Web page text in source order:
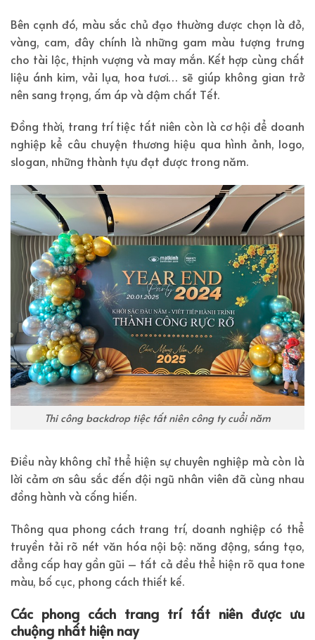
Bên cạnh đó, màu sắc chủ đạo thường được chọn là đỏ,
vàng, cam, đây chính là những gam màu tượng trưng
cho tài lộc, thịnh vượng và may mắn. Kết hợp cùng chất
liệu ánh kim, vải lụa, hoa tươi… sẽ giúp không gian trở
nên sang trọng, ấm áp và đậm chất Tết.
Đồng thời, trang trí tiệc tất niên còn là cơ hội để doanh
nghiệp kể câu chuyện thương hiệu qua hình ảnh, logo,
slogan, những thành tựu đạt được trong năm.
Thi công backdrop tiệc tất niên công ty cuổi năm
Điều này không chỉ thể hiện sự chuyên nghiệp mà còn là
lời cảm ơn sâu sắc đến đội ngũ nhân viên đã cùng nhau
đồng hành và cống hiến.
Thông qua phong cách trang trí, doanh nghiệp có thể
truyền tải rõ nét văn hóa nội bộ: năng động, sáng tạo,
đẳng cấp hay gần gũi – tất cả đều thể hiện rõ qua tone
màu, bố cục, phong cách thiết kế.
Các phong cách trang trí tất niên được ưu
chuộng nhất hiện nay